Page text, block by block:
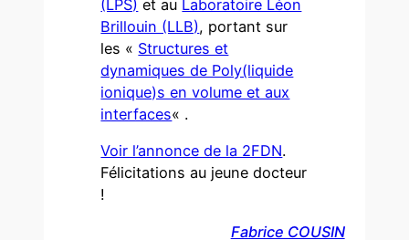
(LPS) et au Laboratoire Léon
Brillouin (LLB), portant sur
les « Structures et
dynamiques de Poly(liquide
ionique)s en volume et aux
interfaces« .
Voir l’annonce de la 2FDN.
Félicitations au jeune docteur
!
Fabrice COUSIN